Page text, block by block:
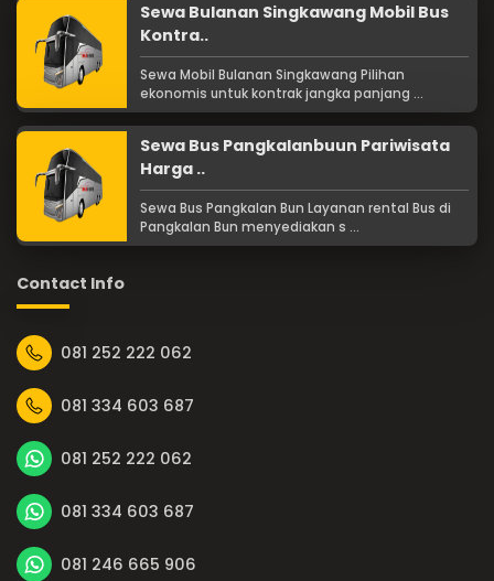
Sewa Bulanan Singkawang Mobil Bus
Kontra..
Sewa Mobil Bulanan Singkawang Pilihan
ekonomis untuk kontrak jangka panjang ...
Sewa Bus Pangkalanbuun Pariwisata
Harga ..
Sewa Bus Pangkalan Bun Layanan rental Bus di
Pangkalan Bun menyediakan s ...
Contact Info
081 252 222 062
081 334 603 687
081 252 222 062
081 334 603 687
081 246 665 906